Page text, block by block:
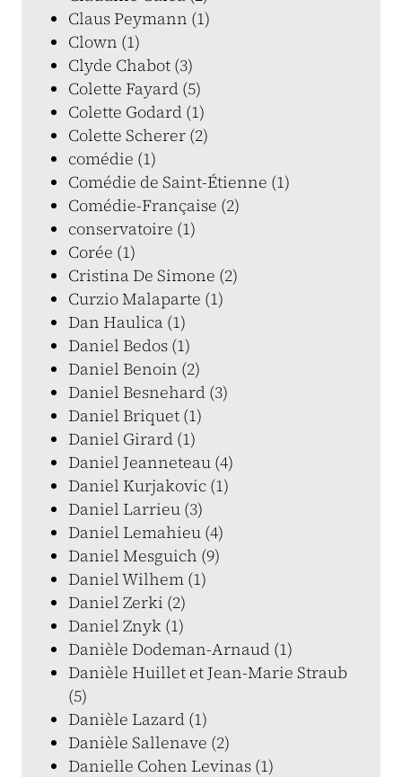
Claus Peymann (1)
Clown (1)
Clyde Chabot (3)
Colette Fayard (5)
Colette Godard (1)
Colette Scherer (2)
comédie (1)
Comédie de Saint-Étienne (1)
Comédie-Française (2)
conservatoire (1)
Corée (1)
Cristina De Simone (2)
Curzio Malaparte (1)
Dan Haulica (1)
Daniel Bedos (1)
Daniel Benoin (2)
Daniel Besnehard (3)
Daniel Briquet (1)
Daniel Girard (1)
Daniel Jeanneteau (4)
Daniel Kurjakovic (1)
Daniel Larrieu (3)
Daniel Lemahieu (4)
Daniel Mesguich (9)
Daniel Wilhem (1)
Daniel Zerki (2)
Daniel Znyk (1)
Danièle Dodeman-Arnaud (1)
Danièle Huillet et Jean-Marie Straub
(5)
Danièle Lazard (1)
Danièle Sallenave (2)
Danielle Cohen Levinas (1)